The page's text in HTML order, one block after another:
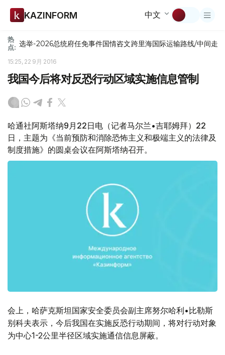
KAZINFORM 中文
热
点: 选举-2026总统府任免事件国情咨文跨里海国际运输路线/中间走廊
15:25, 22 9月 2016
我国今后将对反恐行动区域实施信息管制
哈通社阿斯塔纳9月22日电（记者马尔兰•吉耶姆拜）22
日，主题为《当前预防和消除恐怖主义和极端主义的法律及
制度措施》的圆桌会议在阿斯塔纳召开。
会上，哈萨克斯坦国家安全委员会副主席努尔哈利•比勒斯
别科夫表示，今后我国在实施反恐行动期间，将对行动对象
为中心1-2公里半径区域实施通信信息屏蔽。